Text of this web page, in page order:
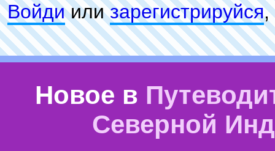
Войдиилизарeгиcтpируйся,
Новое в
Северной